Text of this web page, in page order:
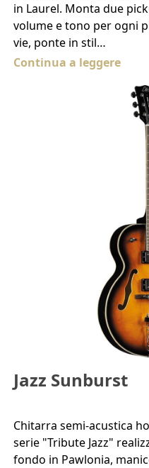
in Laurel. Monta due
volume e tono per ogni
vie, ponte in stil…
Continua a leggere
Jazz Sunburst
Chitarra semi-acustica
serie "Tribute Jazz"
fondo in Pawlonia,